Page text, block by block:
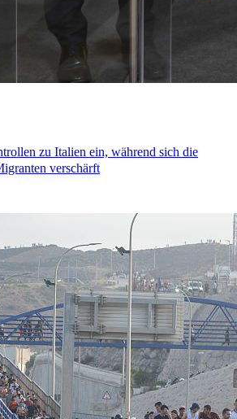
zu Italien ein, während sich die
verschärft